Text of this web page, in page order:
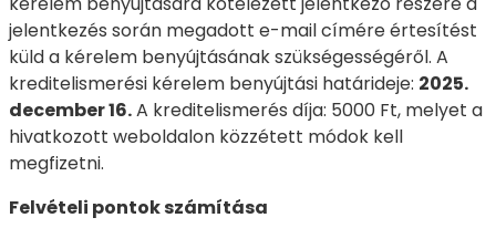
jelentkezés során megadott e-mail címére értesítést
küld a kérelem benyújtásának szükségességéről. A
kreditelismerési kérelem benyújtási határideje: 2025.
december 16.A kreditelismerés díja: 5000 Ft, melyet a
hivatkozott weboldalon közzétett módok kell
megfizetni.
Felvételi pontok számítása